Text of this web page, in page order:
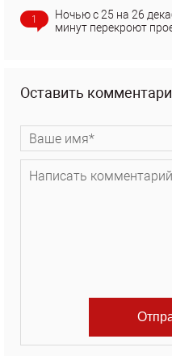
1
Ночью с 25 на 26
минут перекроют
Оставить